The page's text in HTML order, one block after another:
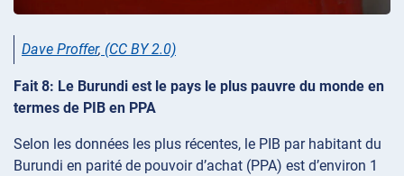
Dave Proffer, (CC BY 2.0)
Fait 8: Le Burundi est le pays le plus pauvre du monde en
termes de PIB en PPA
Selon les données les plus récentes, le PIB par habitant du
Burundi en parité de pouvoir d’achat (PPA) est d’environ 1